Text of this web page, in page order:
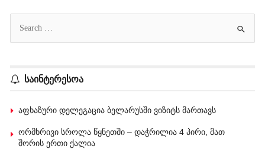
საინტერესოა
აფხაზური დელეგაცია ბელარუსში ვიზიტს მართავს
ორმხრივი სროლა წყნეთში – დაჭრილია 4 პირი, მათ
შორის ერთი ქალია